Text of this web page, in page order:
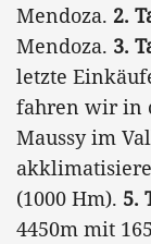
Mendoza. 2.
Mendoza. 3.
letzte
fahren wir in
Maussy im
(1000 Hm). 5.
4450m mit